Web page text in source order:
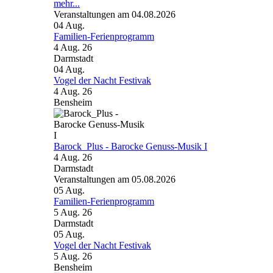
mehr...
Veranstaltungen am 04.08.2026
04 Aug.
Familien-Ferienprogramm
4 Aug. 26
Darmstadt
04 Aug.
Vogel der Nacht Festivak
4 Aug. 26
Bensheim
Barock_Plus - Barocke Genuss-Musik I
4 Aug. 26
Darmstadt
Veranstaltungen am 05.08.2026
05 Aug.
Familien-Ferienprogramm
5 Aug. 26
Darmstadt
05 Aug.
Vogel der Nacht Festivak
5 Aug. 26
Bensheim